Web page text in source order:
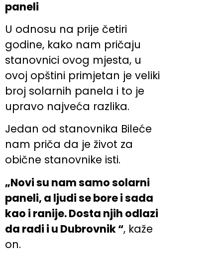
paneli
U odnosu na prije četiri
godine, kako nam pričaju
stanovnici ovog mjesta, u
ovoj opštini primjetan je veliki
broj solarnih panela i to je
upravo najveća razlika.
Jedan od stanovnika Bileće
nam priča da je život za
obične stanovnike isti.
„Novi su nam samo solarni
paneli, a ljudi se bore i sada
kao i ranije. Dosta njih odlazi
da radi i u Dubrovnik “, kaže
on.